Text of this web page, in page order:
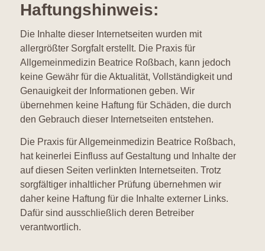
Haftungshinweis:
Die Inhalte dieser Internetseiten wurden mit
allergrößter Sorgfalt erstellt. Die Praxis für
Allgemeinmedizin Beatrice Roßbach, kann jedoch
keine Gewähr für die Aktualität, Vollständigkeit und
Genauigkeit der Informationen geben. Wir
übernehmen keine Haftung für Schäden, die durch
den Gebrauch dieser Internetseiten entstehen.
Die Praxis für Allgemeinmedizin Beatrice Roßbach,
hat keinerlei Einfluss auf Gestaltung und Inhalte der
auf diesen Seiten verlinkten Internetseiten. Trotz
sorgfältiger inhaltlicher Prüfung übernehmen wir
daher keine Haftung für die Inhalte externer Links.
Dafür sind ausschließlich deren Betreiber
verantwortlich.